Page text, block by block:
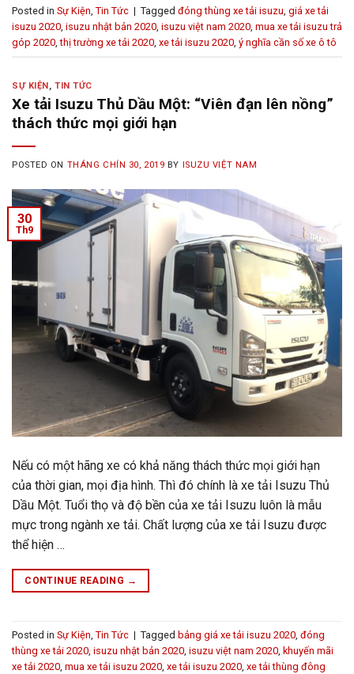
Posted in Sự Kiện Tin Tức | Tagged đóng thùng xe tải isuzu giá xe tải
isuzu 2020 isuzu nhật bản 2020 isuzu việt nam 2020 mua xe tải isuzu trả
góp 2020 ,thị trường xe tải 2020 xe tải isuzu 2020 ý nghĩa cần số xe ô tô
SỰ KIỆN ,TIN TỨC
Xe tải Isuzu Thủ Dầu Một: “Viên đạn lên nồng”
thách thức mọi giới hạn
POSTED ON THÁNG CHÍN 30, 2019 BY ISUZU VIỆT NAM
30
Th9
Nếu có một hãng xe có khả năng thách thức mọi giới hạn
của thời gian, mọi địa hình. Thì đó chính là xe tải Isuzu Thủ
Dầu Một. Tuổi thọ và độ bền của xe tải Isuzu luôn là mẫu
mực trong ngành xe tải. Chất lượng của xe tải Isuzu được
thể hiện …
CONTINUE READING →
Posted in Sự Kiện Tin Tức | Tagged bảng giá xe tải isuzu 2020 đóng
thùng xe tải 2020 isuzu nhật bản 2020 isuzu việt nam 2020 khuyến mãi
xe tải 2020 mua xe tải isuzu 2020 xe tải isuzu 2020 xe tải thùng đông